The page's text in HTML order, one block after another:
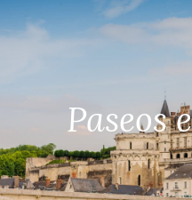
Paseos